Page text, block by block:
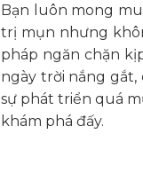
Bạn luôn mong
trị mụn nhưng
pháp ngăn chặn
ngày trời nắng
sự phát triển quá
khám phá đấy.